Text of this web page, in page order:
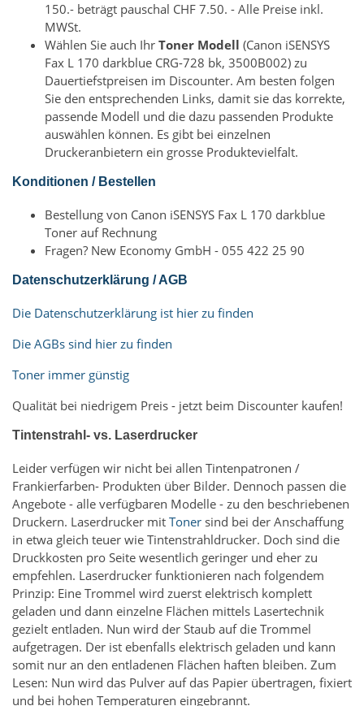
150.- beträgt pauschal CHF 7.50. - Alle Preise inkl.
MWSt.
Wählen Sie auch Ihr Toner Modell (Canon iSENSYS
Fax L 170 darkblue CRG-728 bk, 3500B002) zu
Dauertiefstpreisen im Discounter. Am besten folgen
Sie den entsprechenden Links, damit sie das korrekte,
passende Modell und die dazu passenden Produkte
auswählen können. Es gibt bei einzelnen
Druckeranbietern ein grosse Produktevielfalt.
Konditionen / Bestellen
Bestellung von Canon iSENSYS Fax L 170 darkblue
Toner auf Rechnung
Fragen? New Economy GmbH - 055 422 25 90
Datenschutzerklärung / AGB
Die Datenschutzerklärung ist hier zu finden
Die AGBs sind hier zu finden
Toner immer günstig
Qualität bei niedrigem Preis - jetzt beim Discounter kaufen!
Tintenstrahl- vs. Laserdrucker
Leider verfügen wir nicht bei allen Tintenpatronen /
Frankierfarben- Produkten über Bilder. Dennoch passen die
Angebote - alle verfügbaren Modelle - zu den beschriebenen
Druckern. Laserdrucker mit Toner sind bei der Anschaffung
in etwa gleich teuer wie Tintenstrahldrucker. Doch sind die
Druckkosten pro Seite wesentlich geringer und eher zu
empfehlen. Laserdrucker funktionieren nach folgendem
Prinzip: Eine Trommel wird zuerst elektrisch komplett
geladen und dann einzelne Flächen mittels Lasertechnik
gezielt entladen. Nun wird der Staub auf die Trommel
aufgetragen. Der ist ebenfalls elektrisch geladen und kann
somit nur an den entladenen Flächen haften bleiben. Zum
Lesen: Nun wird das Pulver auf das Papier übertragen, fixiert
und bei hohen Temperaturen eingebrannt.